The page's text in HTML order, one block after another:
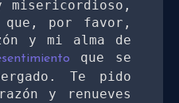
misericordioso,
que, por favor,
y mi alma de
que se
Te pido
y renueves